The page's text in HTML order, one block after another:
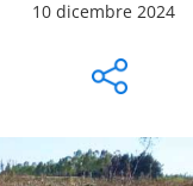
10 dicembre 2024